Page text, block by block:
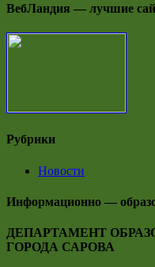
ВебЛандия — лучшие
Рубрики
Новости
Информационно —
ДЕПАРТАМЕНТ
ГОРОДА САРОВА